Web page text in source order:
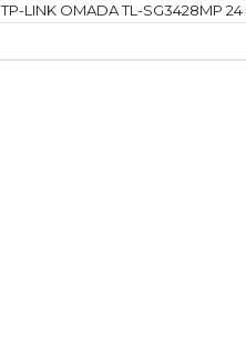
TP-LINK OMADA TL-SG3428MP 24